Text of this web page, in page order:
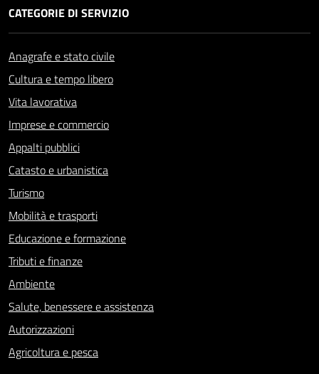
CATEGORIE DI SERVIZIO
Anagrafe e stato civile
Cultura e tempo libero
Vita lavorativa
Imprese e commercio
Appalti pubblici
Catasto e urbanistica
Turismo
Mobilità e trasporti
Educazione e formazione
Tributi e finanze
Ambiente
Salute, benessere e assistenza
Autorizzazioni
Agricoltura e pesca